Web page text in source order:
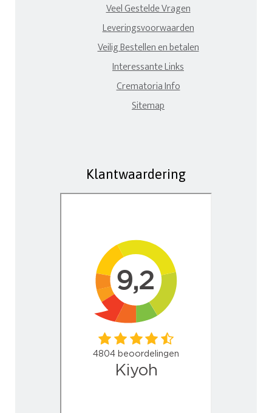
Veel Gestelde Vragen
Leveringsvoorwaarden
Veilig Bestellen en betalen
Interessante Links
Crematoria Info
Sitemap
Klantwaardering